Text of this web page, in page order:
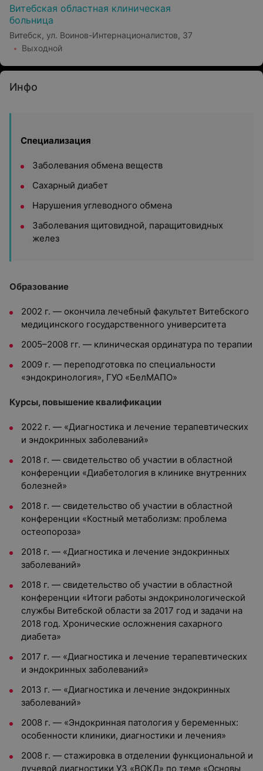
Витебская областная клиническая
больница
Витебск, ул. Воинов-Интернационалистов, 37
Выходной
Инфо
Специализация
Заболевания обмена веществ
Сахарный диабет
Нарушения углеводного обмена
Заболевания щитовидной, паращитовидных
желез
Образование
2002 г. — окончила лечебный факультет Витебского
медицинского государственного университета
2005–2008 гг. — клиническая ординатура по терапии
2009 г. — переподготовка по специальности
«эндокринология», ГУО «БелМАПО»
Курсы, повышение квалификации
2022 г. — «Диагностика и лечение терапевтических
и эндокринных заболеваний»
2018 г. — свидетельство об участии в областной
конференции «Диабетология в клинике внутренних
болезней»
2018 г. — свидетельство об участии в областной
конференции «Костный метаболизм: проблема
остеопороза»
2018 г. — «Диагностика и лечение эндокринных
заболеваний»
2018 г. — свидетельство об участии в областной
конференции «Итоги работы эндокринологической
службы Витебской области за 2017 год и задачи на
2018 год. Хронические осложнения сахарного
диабета»
2017 г. — «Диагностика и лечение терапевтических
и эндокринных заболеваний»
2013 г. — «Диагностика и лечение эндокринных
заболеваний»
2008 г. — «Эндокринная патология у беременных:
особенности клиники, диагностики и лечения»
2008 г. — стажировка в отделении функциональной и
лучевой диагностики УЗ «ВОКД» по теме «Основы